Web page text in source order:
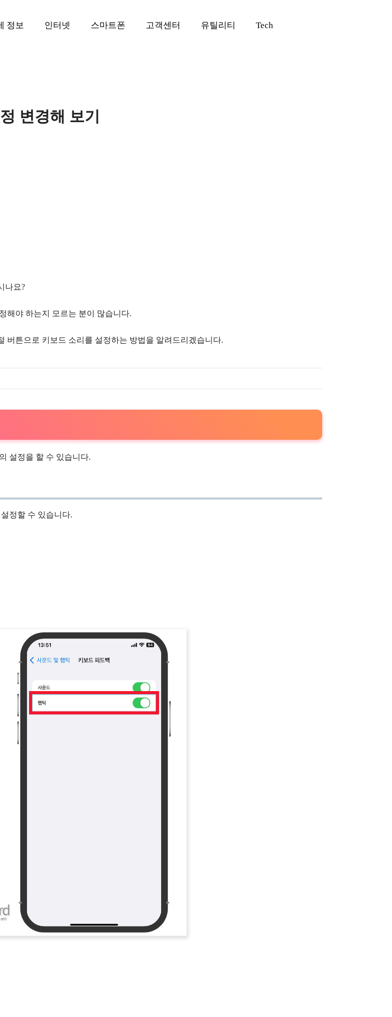
정보 인터넷 스마트폰 고객센터 유틸리티 Tech
변경해 보기
나요?
해야 하는지 모르는 분이 많습니다.
버튼으로 키보드 소리를 설정하는 방법을 알려드리겠습니다.
설정을 할 수 있습니다.
정할 수 있습니다.